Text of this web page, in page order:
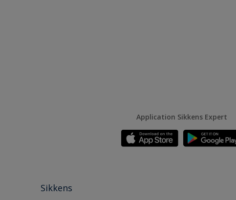
Application Sikkens Expert
Sikkens